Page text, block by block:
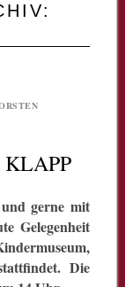
gerne mit
Gelegenheit
Die